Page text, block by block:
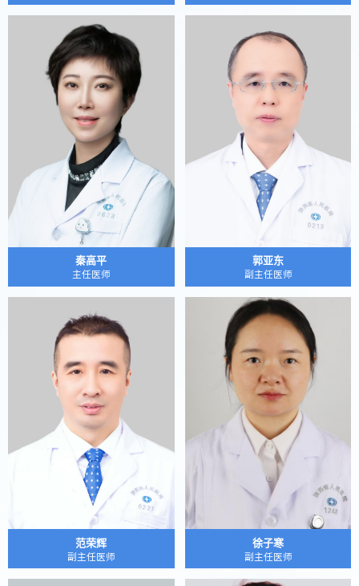
秦高平
主任医师
郭亚东
副主任医师
范荣辉
副主任医师
徐子寒
副主任医师